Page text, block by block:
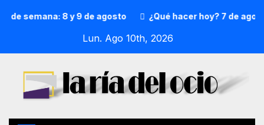
semana: 8 y 9 de agosto ¿Qué hacer hoy? 7 de agosto
Lun. Ago 10th, 2026